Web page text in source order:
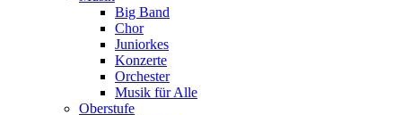
Big Band
Chor
Juniorkes
Konzerte
Orchester
Musik für Alle
Oberstufe